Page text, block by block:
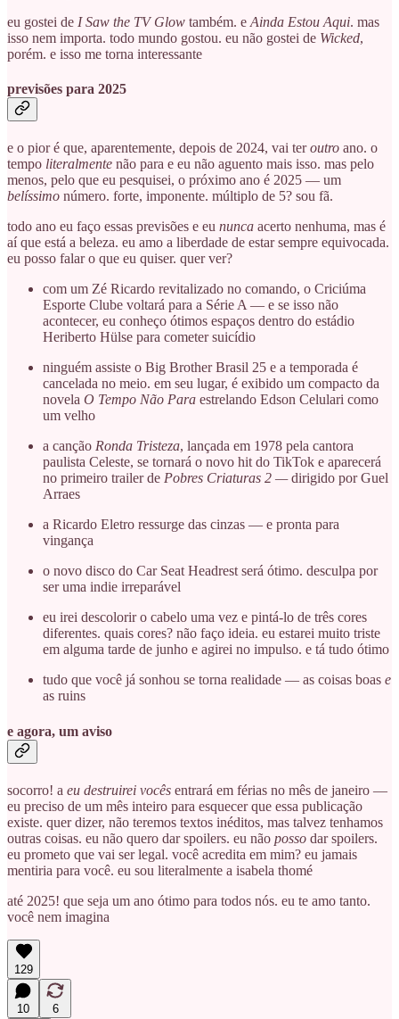
eu gostei de I Saw the TV Glow também. e Ainda Estou Aqui. mas
isso nem importa. todo mundo gostou. eu não gostei de Wicked,
porém. e isso me torna interessante
previsões para 2025
e o pior é que, aparentemente, depois de 2024, vai teroutro ano. o
tempo literalmente não para e eu não aguento mais isso. mas pelo
menos, pelo que eu pesquisei, o próximo ano é 2025 — um
belíssimo número. forte, imponente. múltiplo de 5? sou fã.
todo ano eu faço essas previsões e eu nunca acerto nenhuma, mas é
aí que está a beleza. eu amo a liberdade de estar sempre equivocada.
eu posso falar o que eu quiser. quer ver?
com um Zé Ricardo revitalizado no comando, o Criciúma
Esporte Clube voltará para a Série A — e se isso não
acontecer, eu conheço ótimos espaços dentro do estádio
Heriberto Hülse para cometer suicídio
ninguém assiste o Big Brother Brasil 25 e a temporada é
cancelada no meio. em seu lugar, é exibido um compacto da
novela O Tempo Não Para estrelando Edson Celulari como
um velho
a canção Ronda Tristeza, lançada em 1978 pela cantora
paulista Celeste, se tornará o novo hit do TikTok e aparecerá
no primeiro trailer de Pobres Criaturas 2 —dirigido por Guel
Arraes
a Ricardo Eletro ressurge das cinzas — e pronta para
vingança
o novo disco do Car Seat Headrest será ótimo. desculpa por
ser uma indie irreparável
eu irei descolorir o cabelo uma vez e pintá-lo de três cores
diferentes. quais cores? não faço ideia. eu estarei muito triste
em alguma tarde de junho e agirei no impulso. e tá tudo ótimo
tudo que você já sonhou se torna realidade — as coisas boas e
as ruins
e agora, um aviso
socorro! a eu destruirei vocês entrará em férias no mês de janeiro —
eu preciso de um mês inteiro para esquecer que essa publicação
existe. quer dizer, não teremos textos inéditos, mas talvez tenhamos
outras coisas. eu não quero dar spoilers. eu não posso dar spoilers.
eu prometo que vai ser legal. você acredita em mim? eu jamais
mentiria para você. eu sou literalmente a isabela thomé
até 2025! que seja um ano ótimo para todos nós. eu te amo tanto.
você nem imagina
129
10
6